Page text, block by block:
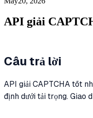
API giải
Câu trả lời
API giải CAPTCHA tốt
định dưới tải trọng. Giao